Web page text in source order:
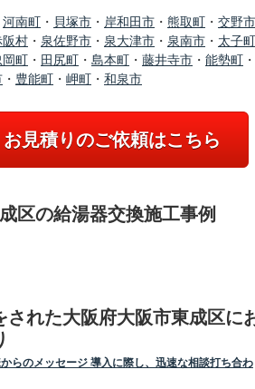
河南町 ・ 貝塚市 ・ 岸和田市 ・ 熊取町 ・ 交野市
阪村 ・ 泉佐野市 ・ 泉大津市 ・ 泉南市 ・ 太子町
岡町 ・ 田尻町 ・ 島本町 ・ 藤井寺市 ・ 能勢町 ・
・ 豊能町 ・ 岬町 ・ 和泉市
見積りのご依頼はこちら
区の給湯器交換施工事例
された大阪府大阪市東成区に
らのメッセージ 導入に際し、迅速な相談打ち合わ